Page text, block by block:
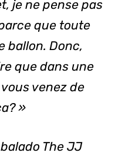
je ne pense pas
que toute
ballon. Donc,
que dans une
venez de
»
The JJ